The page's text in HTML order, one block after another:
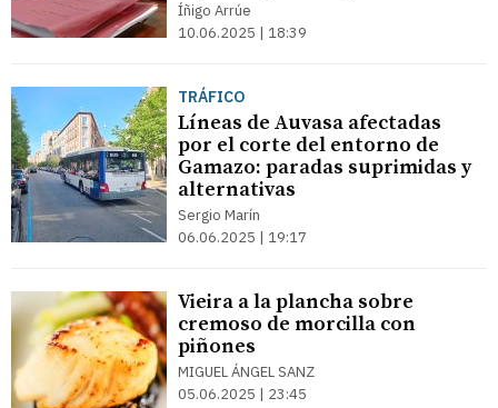
Íñigo Arrúe
10.06.2025 | 18:39
TRÁFICO
Líneas de Auvasa afectadas
por el corte del entorno de
Gamazo: paradas suprimidas y
alternativas
Sergio Marín
06.06.2025 | 19:17
Vieira a la plancha sobre
cremoso de morcilla con
piñones
MIGUEL ÁNGEL SANZ
05.06.2025 | 23:45